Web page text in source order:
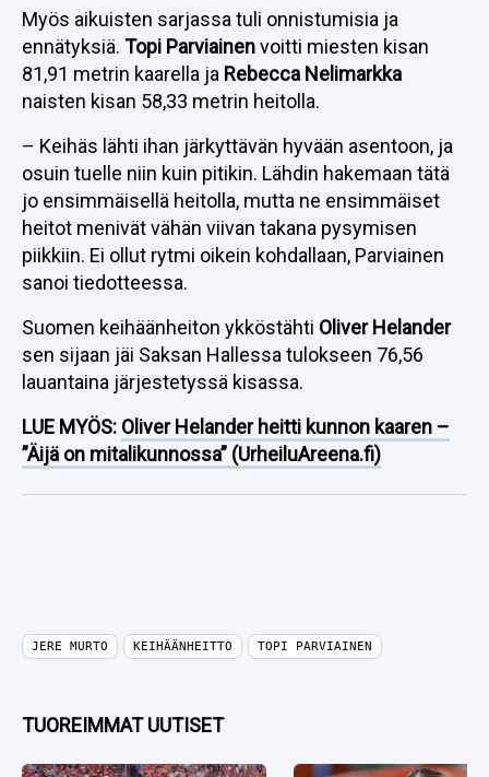
Myös aikuisten sarjassa tuli onnistumisia ja
ennätyksiä. Topi Parviainenvoitti miesten kisan
81,91 metrin kaarella ja Rebecca Nelimarkka
naisten kisan 58,33 metrin heitolla.
– Keihäs lähti ihan järkyttävän hyvään asentoon, ja
osuin tuelle niin kuin pitikin. Lähdin hakemaan tätä
jo ensimmäisellä heitolla, mutta ne ensimmäiset
heitot menivät vähän viivan takana pysymisen
piikkiin. Ei ollut rytmi oikein kohdallaan, Parviainen
sanoi tiedotteessa.
Suomen keihäänheiton ykköstähti Oliver Helander
sen sijaan jäi Saksan Hallessa tulokseen 76,56
lauantaina järjestetyssä kisassa.
LUE MYÖS: Oliver Helander heitti kunnon kaaren –
”Äijä on mitalikunnossa” (UrheiluAreena.fi)
JERE MURTO KEIHÄÄNHEITTO TOPI PARVIAINEN
TUOREIMMAT UUTISET